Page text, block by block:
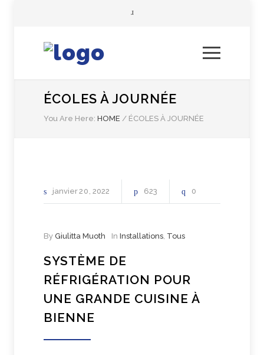
ÉCOLES À JOURNÉE
You Are Here: HOME / ÉCOLES À JOURNÉE
janvier20 2022 623 0
By Giulitta Muoth In Installations, Tous
SYSTÈME DE
RÉFRIGÉRATION POUR
UNE GRANDE CUISINE À
BIENNE